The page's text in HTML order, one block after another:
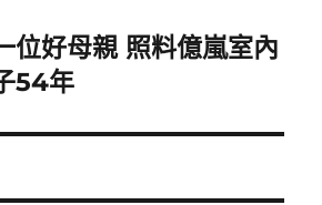
位好母親 照料億嵐室內
54年